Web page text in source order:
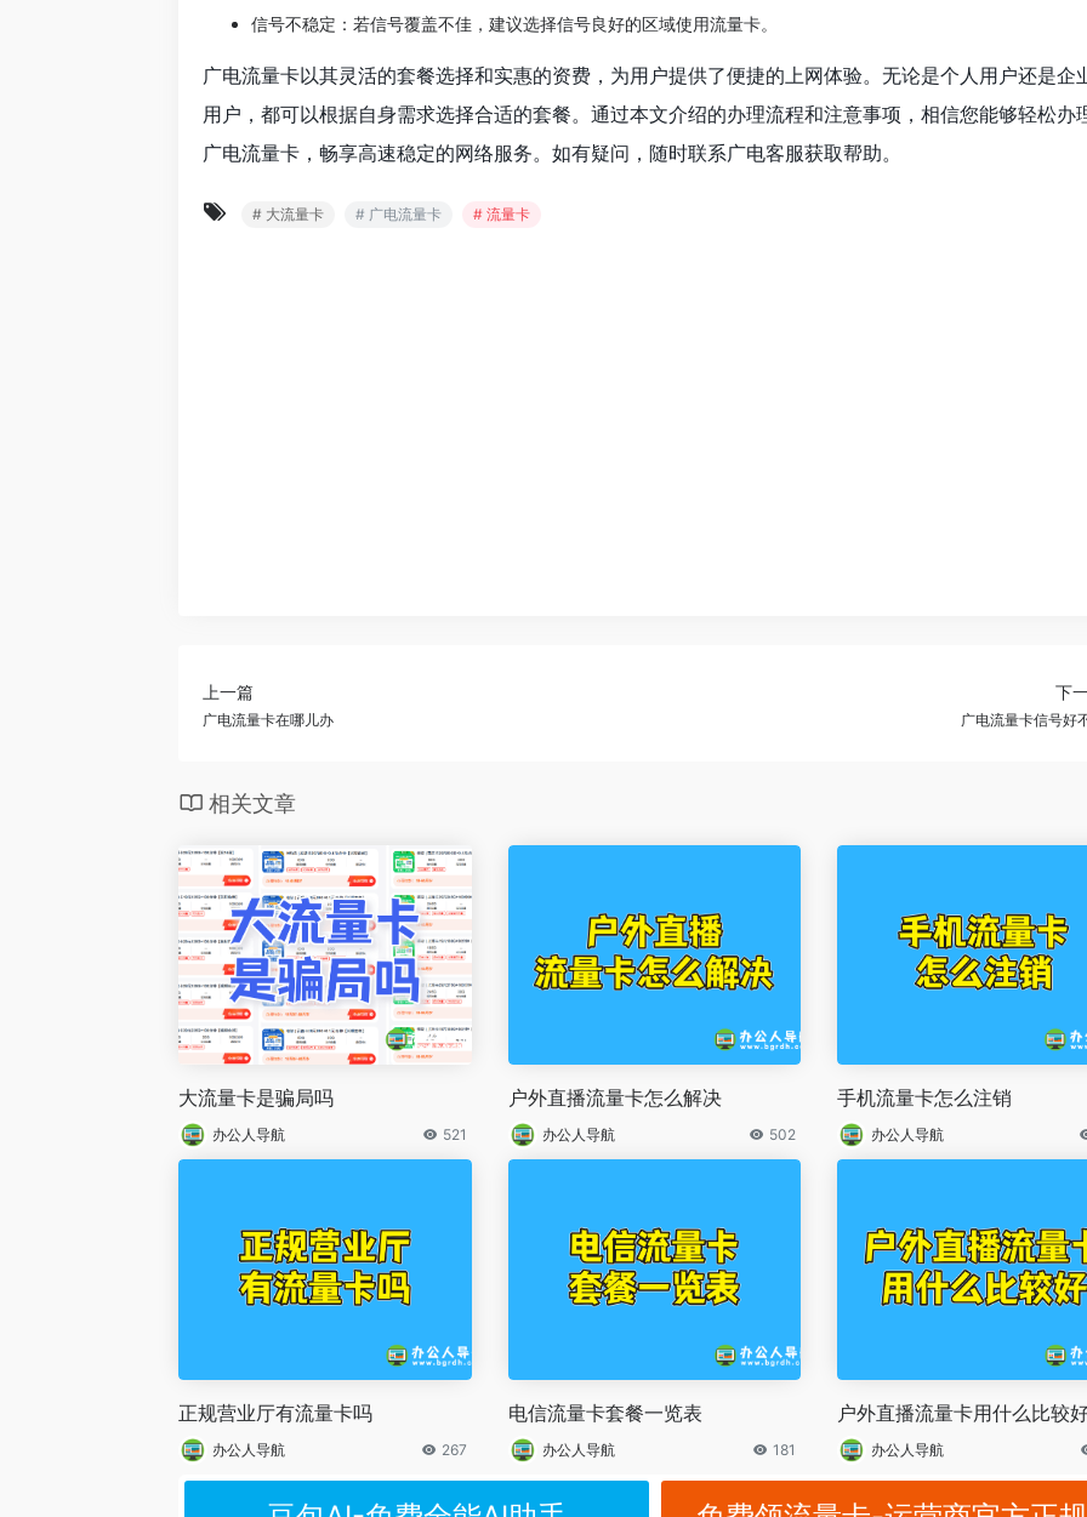
信号不稳定：若信号覆盖不佳，建议选择信号良好的区域使用流量卡。
广电流量卡以其灵活的套餐选择和实惠的资费，为用户提供了便捷的上网体验。无论是个人用户还是企
用户，都可以根据自身需求选择合适的套餐。通过本文介绍的办理流程和注意事项，相信您能够轻松办
广电流量卡，畅享高速稳定的网络服务。如有疑问，随时联系广电客服获取帮助。
# 大流量卡 # 广电流量卡 # 流量卡
上一篇
广电流量卡在哪儿办
下
广电流量卡信号好
相关文章
大流量卡是骗局吗
办公人导航 521
户外直播流量卡怎么解决
办公人导航 502
手机流量卡怎么注销
办公人导航
正规营业厅有流量卡吗
办公人导航 267
电信流量卡套餐一览表
办公人导航 181
户外直播流量卡用什么比较
办公人导航